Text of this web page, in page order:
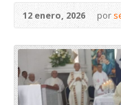
12 enero, 2026 por